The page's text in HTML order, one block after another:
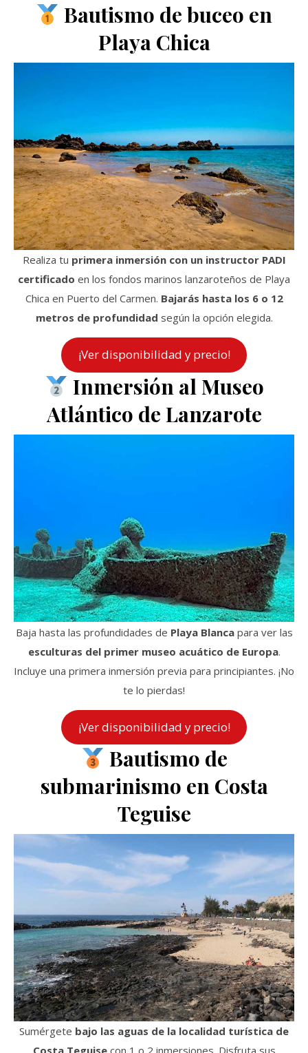
Bautismo de buceo en
Playa Chica
Realiza tu primera inmersión con un instructor PADI
certificado en los fondos marinos lanzaroteños de Playa
Chica en Puerto del Carmen. Bajarás hasta los 6 o 12
metros de profundidad según la opción elegida.
¡Ver disponibilidad y precio!
Inmersión al Museo
Atlántico de Lanzarote
Baja hasta las profundidades de Playa Blancapara ver las
esculturas del primer museo acuático de Europa.
Incluye una primera inmersión previa para principiantes. ¡No
te lo pierdas!
¡Ver disponibilidad y precio!
Bautismo de
submarinismo en Costa
Teguise
Sumérgete bajo las aguas de la localidad turística de
Costa Teguisecon 1 o 2 inmersiones. Disfruta sus